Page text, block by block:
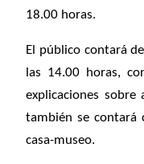
18.00 horas.
El público contará
las 14.00 horas,
explicaciones
también se contará
casa-museo.